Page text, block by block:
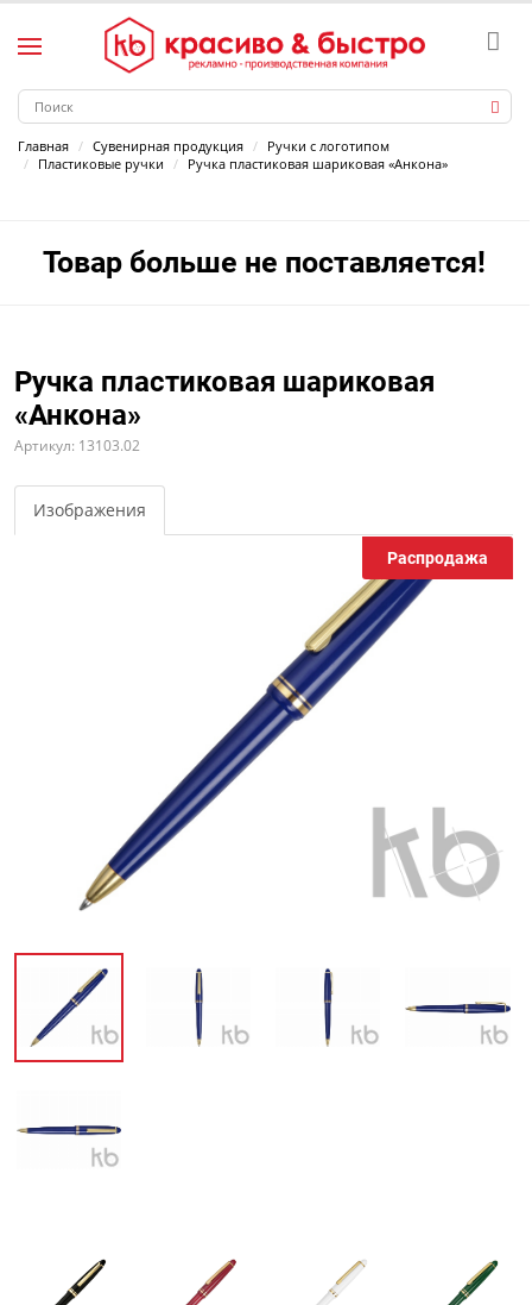
Главная Сувенирная продукция
Ручки с логотипом
Пластиковые ручки
Ручка пластиковая шариковая «Анкона»
Товар больше не поставляется!
Ручка пластиковая шариковая
«Анкона»
Артикул: 13103.02
Изображения
Распродажа